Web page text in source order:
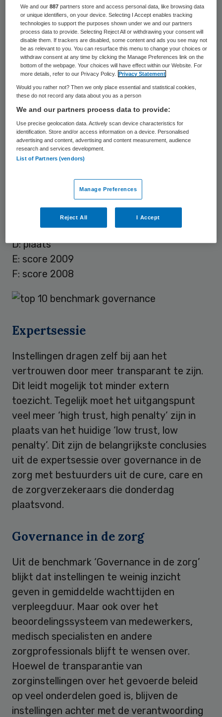
is als beste beoordeeld door Ernst & Young
in zijn jaarlijkse benchmark ‘Governance in
de zorg’. Hierbij zijn de jaarverslagen 2009
van de honderd grootste zorginstellingen in
Nederland beoordeeld. Het Groningse
ziekenhuis behaalde de maximale score op
vier van de vijf aandachtgebieden; opzet
jaardocument, bezoldiging, zorg en
productie en ICT. Vorig jaar stond het
Martini Ziekenhuis op een 33ste positie.
A: positie top 10
B: positie top 100 grootste instellingen
C: instelling
D: plaats
E: score 2009
F: score 2008
Expertsessie
Instellingen dragen zelf bij aan het
vertrouwen door meer transparant te zijn.
Dit leidt mogelijk tot minder extern
toezicht. Tegelijk moet het uitgangspunt
veel meer ‘high trust, high penalty’ zijn in
plaats van het huidige ‘low trust, low
penalty’. Dit zijn de belangrijkste conclusies
uit de expertsessie over governance in de
zorg met bestuurders uit de cure, care en
de zorgverzekeraars die donderdag
plaatsvond.
Governance in de zorg
Uit de benchmark ‘Governance in de zorg’
blijkt dat instellingen te weinig inzicht
geven in gemiddelde wachttijden en
verpleegduur. Maar ook over het
beoordelingssysteem van medewerkers,
medisch specialisten en andere
zorgprofessionals blijft te wensen over.
Hoewel de transparantie van
zorginstellingen over het gevoerde beleid
op veel onderdelen goed is, blijven de
instellingen achter met de verantwoording
We and our887 partners store and access personal data, like browsing data
or unique identifiers, on your device. Selecting I Accept enables tracking
technologies to support the purposes shown under we and our partners
process data to provide. Selecting Reject All or withdrawing your consent will
disable them. If trackers are disabled, some content and ads you see may not
be as relevant to you. You can resurface this menu to change your choices or
withdraw consent at any time by clicking the Manage Preferences link on the
bottom of the webpage. Your choices will have effect within our Website. For
more details, refer to our Privacy Policy.
Privacy Statement
Would you rather not? Then we only place essential and statistical cookies,
these do not record any data about you as a person
We and our partners process data to provide:
Use precise geolocation data. Actively scan device characteristics for
identification. Store and/or access information on a device. Personalised
advertising and content, advertising and content measurement, audience
research and services development.
List of Partners (vendors)
Manage Preferences
Reject All I Accept